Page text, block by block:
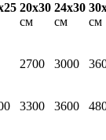
20х30
см
24х30
см
см
2700 3000
3300 3600